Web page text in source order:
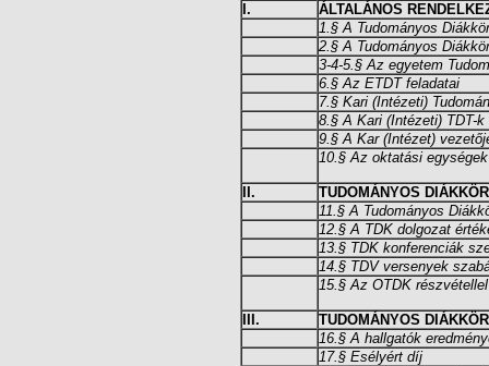
I.
ÁLTALÁNOS
1.§ A Tudományos
2.§ A Tudományos
3-4-5.§ Az egyetem
6.§ Az ETDT feladatai
7.§ Kari (Intézeti)
8.§ A Kari (Intézeti) TDT-k
9.§ A Kar (Intézet)
10.§ Az oktatási
II.
TUDOMÁNYOS
11.§ A Tudományos
12.§ A TDK dolgozat
13.§ TDK konferenciák
14.§ TDV versenyek
15.§ Az OTDK
III.
TUDOMÁNYOS
16.§ A hallgatók
17.§ Esélyért díj